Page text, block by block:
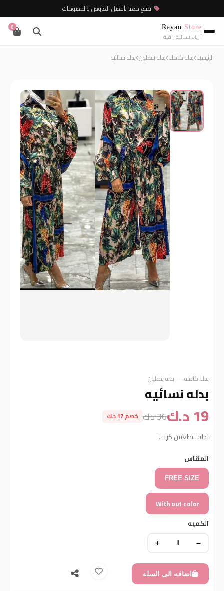
تمتع معنا بأفضل العروض والخصومات
Rayan Store
أزياء نسائية راقية
0
الرئيسية بدله كامله بدله بنطلون بدله نسائيه
بدله كامله — بدله بنطلون
بدله نسائيه
19 د.ك 36 د.ك خصم 17 د.ك
بدله قطعتين كريب
المقاس
FREE SIZE
With out color
الكميه
اضافه الى السله